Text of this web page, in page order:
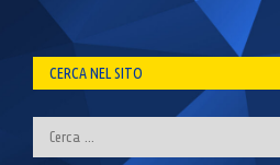
CERCA NEL SITO